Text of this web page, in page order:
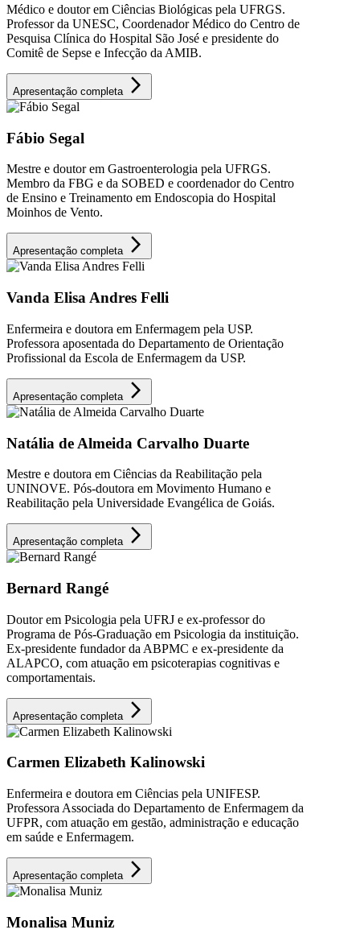
Médico e doutor em Ciências Biológicas pela UFRGS.
Professor da UNESC, Coordenador Médico do Centro de
Pesquisa Clínica do Hospital São José e presidente do
Comitê de Sepse e Infecção da AMIB.
Apresentação completa arrow_forward_ios
Fábio Segal
Mestre e doutor em Gastroenterologia pela UFRGS.
Membro da FBG e da SOBED e coordenador do Centro
de Ensino e Treinamento em Endoscopia do Hospital
Moinhos de Vento.
Apresentação completa arrow_forward_ios
Vanda Elisa Andres Felli
Enfermeira e doutora em Enfermagem pela USP.
Professora aposentada do Departamento de Orientação
Profissional da Escola de Enfermagem da USP.
Apresentação completa arrow_forward_ios
Natália de Almeida Carvalho Duarte
Mestre e doutora em Ciências da Reabilitação pela
UNINOVE. Pós-doutora em Movimento Humano e
Reabilitação pela Universidade Evangélica de Goiás.
Apresentação completa arrow_forward_ios
Bernard Rangé
Doutor em Psicologia pela UFRJ e ex-professor do
Programa de Pós-Graduação em Psicologia da instituição.
Ex-presidente fundador da ABPMC e ex-presidente da
ALAPCO, com atuação em psicoterapias cognitivas e
comportamentais.
Apresentação completa arrow_forward_ios
Carmen Elizabeth Kalinowski
Enfermeira e doutora em Ciências pela UNIFESP.
Professora Associada do Departamento de Enfermagem da
UFPR, com atuação em gestão, administração e educação
em saúde e Enfermagem.
Apresentação completa arrow_forward_ios
Monalisa Muniz